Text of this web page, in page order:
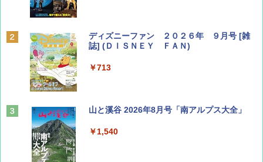
ディズニーファン ２０２６年 ９月号 [雑
誌] (ＤＩＳＮＥＹ ＦＡＮ)
￥713
山と溪谷 2026年8月号「南アルプス大全」
￥1,540